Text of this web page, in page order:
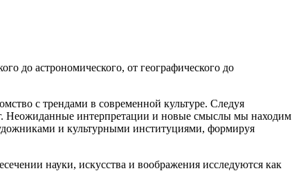
до астрономического, от географического до
с трендами в современной культуре. Следуя
Неожиданные интерпретации и новые смыслы мы находим
и культурными институциями, формируя
науки, искусства и воображения исследуются как